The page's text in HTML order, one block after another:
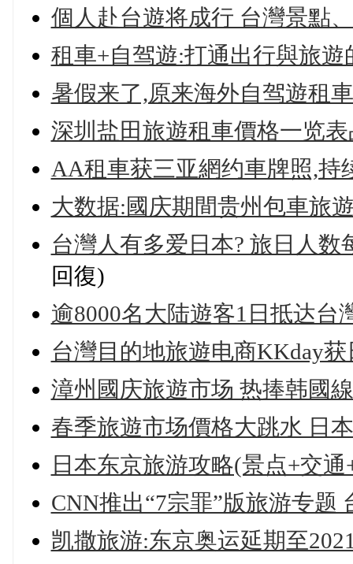
個人赴台遊将成行 台灣景點
租車+自驾遊:打通出行與旅遊
暑假来了,原来海外自驾遊租
深圳盐田旅遊租車價格一览
AA租車获三亚網约車牌照,持
大数据:國庆期間贵州包車旅
台灣人有多爱日本? 旅日人
回復)
逾8000名大陆遊客1日抵达台
台灣目的地旅遊电商KKday
漳州國庆旅遊市场 热捧韩國
春季旅遊市场價格大跳水 日
日本东京旅游攻略(景点+交
CNN推出“7宗罪”版旅游专题
凯撒旅游:东京奥运延期至